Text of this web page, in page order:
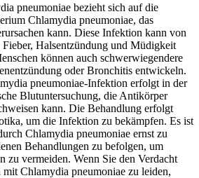
pneumoniae bezieht sich auf die
Chlamydia pneumoniae, das
kann. Diese Infektion kann von
Halsentzündung und Müdigkeit
können auch schwerwiegendere
oder Bronchitis entwickeln.
pneumoniae-Infektion erfolgt in der
Blutuntersuchung, die Antikörper
kann. Die Behandlung erfolgt
um die Infektion zu bekämpfen. Es ist
Chlamydia pneumoniae ernst zu
Behandlungen zu befolgen, um
zu vermeiden. Wenn Sie den Verdacht
Chlamydia pneumoniae zu leiden,